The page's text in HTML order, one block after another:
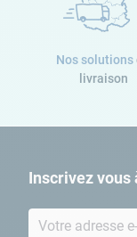
Nos solutions
livraison
Inscrivez